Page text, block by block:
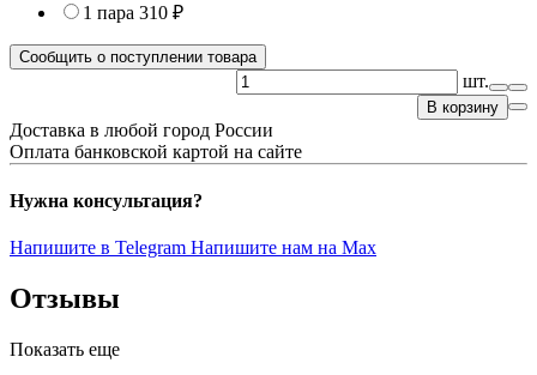
1 пара 310 ₽
Сообщить о поступлении товара
шт.
В корзину
Доставка в любой город России
Оплата банковской картой на сайте
Нужна консультация?
Напишите в Telegram Напишите нам на Max
Отзывы
Показать еще